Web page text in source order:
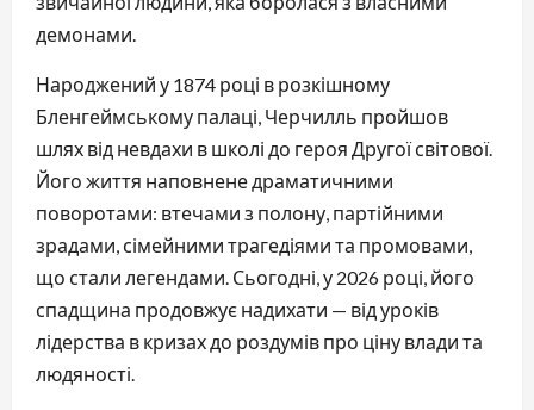
демонами.
Народжений у 1874 році в розкішному
Бленгеймському палаці, Черчилль пройшов
шлях від невдахи в школі до героя Другої світової.
Його життя наповнене драматичними
поворотами: втечами з полону, партійними
зрадами, сімейними трагедіями та промовами,
що стали легендами. Сьогодні, у 2026 році, його
спадщина продовжує надихати — від уроків
лідерства в кризах до роздумів про ціну влади та
людяності.